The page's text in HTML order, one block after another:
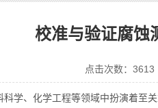
校准与验证腐蚀
点击次数：
科学、化学工程等领域中扮演着至